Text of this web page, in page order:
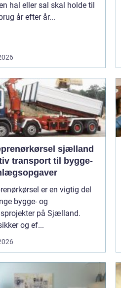
hal eller sal skal holde til
år efter år...
sjælland
transport til bygge-
er en vigtig del
bygge- og
på Sjælland.
og ef...